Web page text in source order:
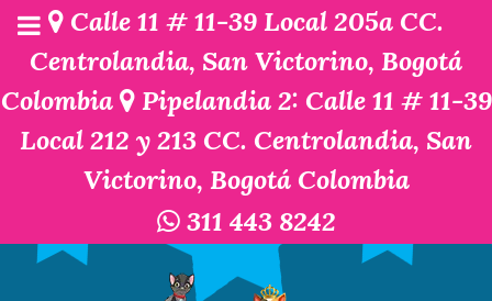
Calle 11 # 11-39 Local 205a CC.
Centrolandia, San Victorino, Bogotá
Colombia
Pipelandia 2: Calle 11 # 11-39
Local 212 y 213 CC. Centrolandia, San
Victorino, Bogotá Colombia
311 443 8242